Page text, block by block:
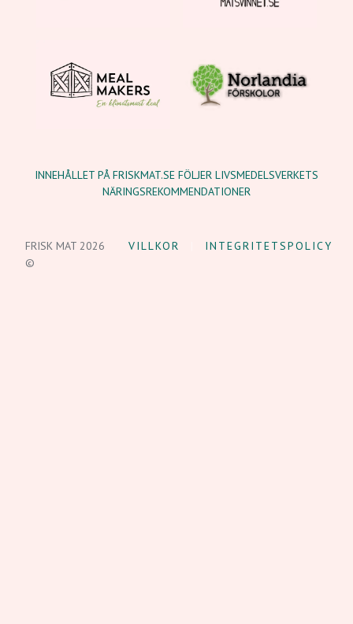
INNEHÅLLET PÅ FRISKMAT.SE FÖLJER LIVSMEDELSVERKETS
NÄRINGSREKOMMENDATIONER
FRISK MAT 2026
©
VILLKOR INTEGRITETSPOLICY